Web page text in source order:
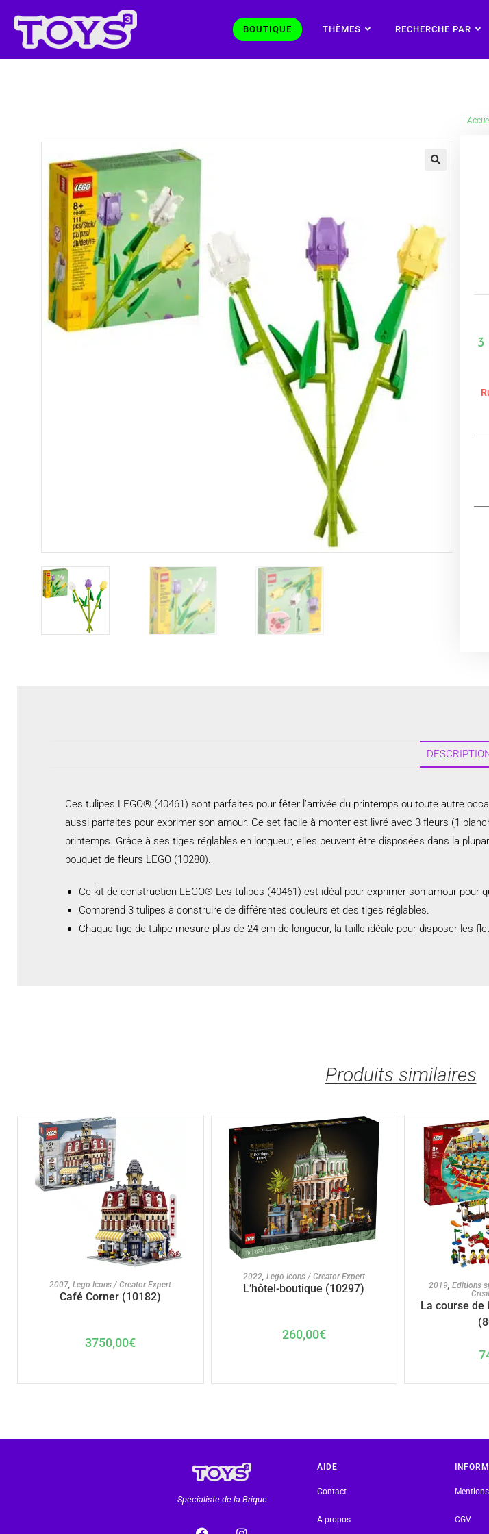
BOUTIQUE THÈMES RECHERCHE PAR
Ces tulipes LEGO® (40461) sont parfaites pour fêter l’arrivée du printemps ou toute autre
aussi parfaites pour exprimer son amour. Ce set facile à monter est livré avec 3 fleurs (1
printemps. Grâce à ses tiges réglables en longueur, elles peuvent être disposées dans la
bouquet de fleurs LEGO (10280).
Ce kit de construction LEGO® Les tulipes (40461) est idéal pour exprimer son amour
Comprend 3 tulipes à construire de différentes couleurs et des tiges réglables.
Chaque tige de tulipe mesure plus de 24 cm de longueur, la taille idéale pour disposer les
Produits similaires
AJOUTER AU PANIER
2007,Lego Icons / Creator Expert
Café Corner (10182)
3750,00€
AJOUTER AU PANIER
2022, Lego Icons / Creator Expert
L’hôtel-boutique (10297)
260,00€
2019,Editions
La course de
Spécialiste de la Brique
AIDE
Contact
A propos CGV